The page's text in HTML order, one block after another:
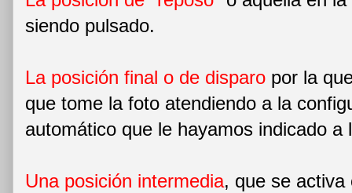
siendo pulsado.
La posición final o de disparo por la
que tome la foto atendiendo a la
automático que le hayamos indicado a
Una posición intermedia, que se activa